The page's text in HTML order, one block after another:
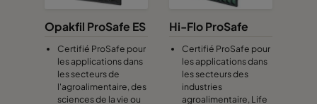
Opakfil ProSafe ES
Certifié ProSafe pour
les applications dans
les secteurs de
l'agroalimentaire, des
sciences de la vie ou
Hi-Flo ProSafe
Certifié ProSafe pour
les applications dans
les secteurs des
industries
agroalimentaire, Life